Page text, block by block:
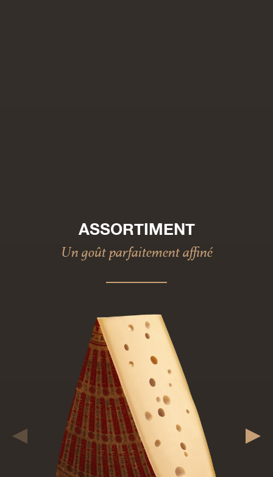
ASSORTIMENT
Un goût parfaitement affiné